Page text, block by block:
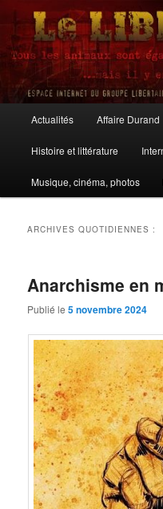
Aller
contenu
principal
Aller
contenu
secondaire
Le Libertaire
principal
Actualités Affaire Durand
Histoire et littérature
Musique, cinéma, photos
ARCHIVES QUOTIDIENNES :
Anarchisme en
Publié le5 novembre 2024